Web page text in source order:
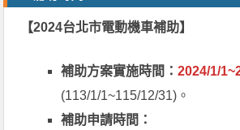
【2024台北市電動機車補助】
補助方案實施時間：2024/1/
(113/1/1~115/12/31)。
補助申請時間：